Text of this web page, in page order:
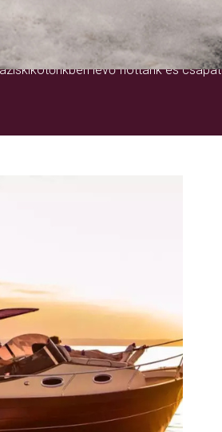
SZÓLÓ
lévő flottánk és